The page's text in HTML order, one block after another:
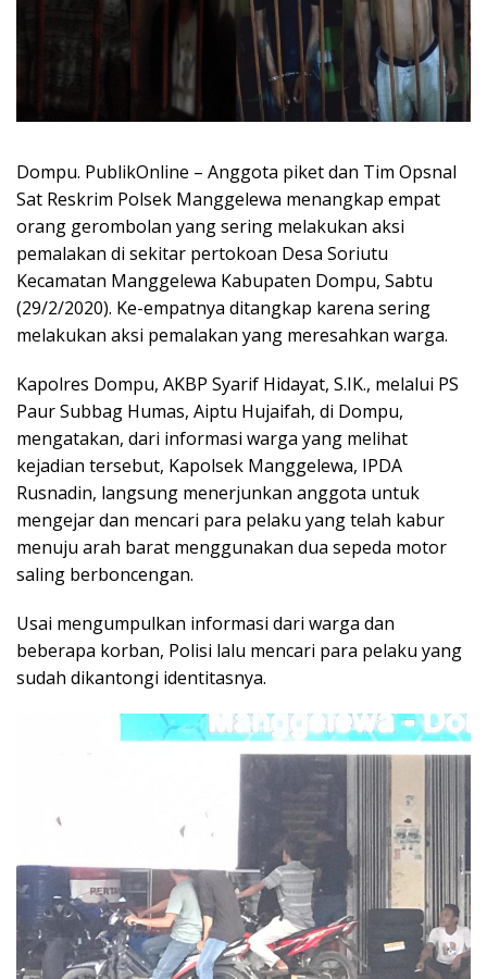
Dompu. PublikOnline – Anggota piket dan Tim Opsnal
Sat Reskrim Polsek Manggelewa menangkap empat
orang gerombolan yang sering melakukan aksi
pemalakan di sekitar pertokoan Desa Soriutu
Kecamatan Manggelewa Kabupaten Dompu, Sabtu
(29/2/2020). Ke-empatnya ditangkap karena sering
melakukan aksi pemalakan yang meresahkan warga.
Kapolres Dompu, AKBP Syarif Hidayat, S.IK., melalui PS
Paur Subbag Humas, Aiptu Hujaifah, di Dompu,
mengatakan, dari informasi warga yang melihat
kejadian tersebut, Kapolsek Manggelewa, IPDA
Rusnadin, langsung menerjunkan anggota untuk
mengejar dan mencari para pelaku yang telah kabur
menuju arah barat menggunakan dua sepeda motor
saling berboncengan.
Usai mengumpulkan informasi dari warga dan
beberapa korban, Polisi lalu mencari para pelaku yang
sudah dikantongi identitasnya.